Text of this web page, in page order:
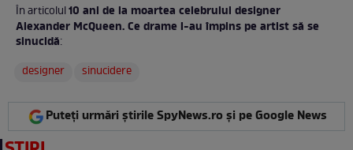
În articolul10 ani de la moartea celebrului designer
Alexander McQueen. Ce drame l-au împins pe artist să se
sinucidă:
designer
sinucidere
Puteți urmări știrile SpyNews.ro și pe Google News